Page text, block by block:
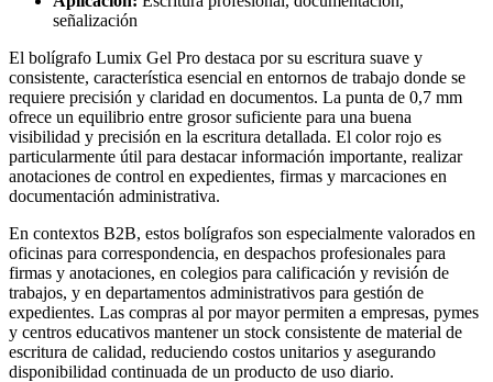
señalización
El bolígrafo Lumix Gel Pro destaca por su escritura suave y
consistente, característica esencial en entornos de trabajo donde se
requiere precisión y claridad en documentos. La punta de 0,7 mm
ofrece un equilibrio entre grosor suficiente para una buena
visibilidad y precisión en la escritura detallada. El color rojo es
particularmente útil para destacar información importante, realizar
anotaciones de control en expedientes, firmas y marcaciones en
documentación administrativa.
En contextos B2B, estos bolígrafos son especialmente valorados en
oficinas para correspondencia, en despachos profesionales para
firmas y anotaciones, en colegios para calificación y revisión de
trabajos, y en departamentos administrativos para gestión de
expedientes. Las compras al por mayor permiten a empresas, pymes
y centros educativos mantener un stock consistente de material de
escritura de calidad, reduciendo costos unitarios y asegurando
disponibilidad continuada de un producto de uso diario.